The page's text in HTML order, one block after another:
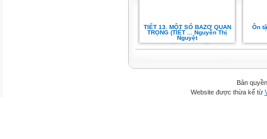
TIẾT 13. MỘT SỐ BAZƠ QUAN
TRỌNG (TIẾT ... Nguyễn Thị
Nguyệt
Ôn
Bản
Website được thừa kế từ